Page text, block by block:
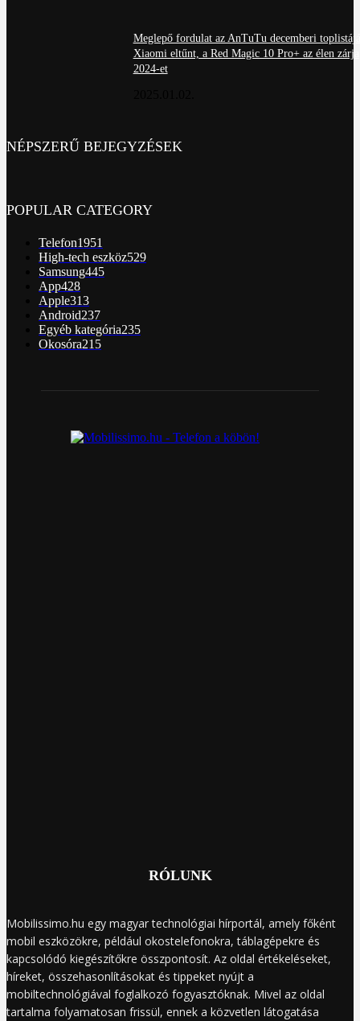
Meglepő fordulat az AnTuTu decemberi
Xiaomi eltűnt, a Red Magic 10 Pro+ az élen zárja
2024-et
NÉPSZERŰ BEJEGYZÉSEK
POPULAR CATEGORY
Telefon1951
High-tech eszköz529
Samsung445
App428
Apple313
Android237
Egyéb kategória235
Okosóra215
RÓLUNK
Mobilissimo.hu egy magyar technológiai hírportál, amely főként
mobil eszközökre, például okostelefonokra, táblagépekre és
kapcsolódó kiegészítőkre összpontosít. Az oldal értékeléseket,
híreket, összehasonlításokat és tippeket nyújt a
mobiltechnológiával foglalkozó fogyasztóknak. Mivel az oldal
tartalma folyamatosan frissül, ennek a közvetlen látogatása